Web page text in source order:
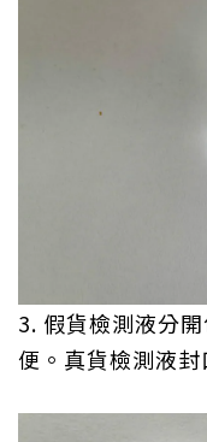
3. 假貨檢測液分
便。真貨檢測液封